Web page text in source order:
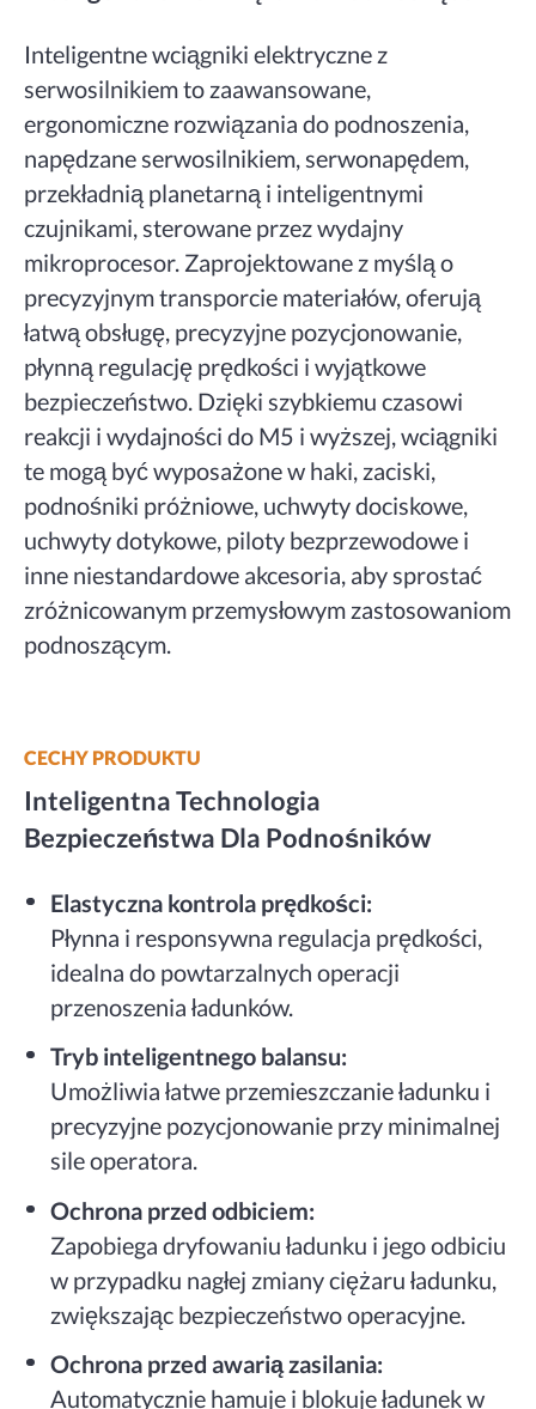
Inteligentne wciągniki elektryczne z
serwosilnikiem to zaawansowane,
ergonomiczne rozwiązania do podnoszenia,
napędzane serwosilnikiem, serwonapędem,
przekładnią planetarną i inteligentnymi
czujnikami, sterowane przez wydajny
mikroprocesor. Zaprojektowane z myślą o
precyzyjnym transporcie materiałów, oferują
łatwą obsługę, precyzyjne pozycjonowanie,
płynną regulację prędkości i wyjątkowe
bezpieczeństwo. Dzięki szybkiemu czasowi
reakcji i wydajności do M5 i wyższej, wciągniki
te mogą być wyposażone w haki, zaciski,
podnośniki próżniowe, uchwyty dociskowe,
uchwyty dotykowe, piloty bezprzewodowe i
inne niestandardowe akcesoria, aby sprostać
zróżnicowanym przemysłowym zastosowaniom
podnoszącym.
CECHY PRODUKTU
Inteligentna Technologia
Bezpieczeństwa Dla Podnośników
Elastyczna kontrola prędkości:
Płynna i responsywna regulacja prędkości,
idealna do powtarzalnych operacji
przenoszenia ładunków.
Tryb inteligentnego balansu:
Umożliwia łatwe przemieszczanie ładunku i
precyzyjne pozycjonowanie przy minimalnej
sile operatora.
Ochrona przed odbiciem:
Zapobiega dryfowaniu ładunku i jego odbiciu
w przypadku nagłej zmiany ciężaru ładunku,
zwiększając bezpieczeństwo operacyjne.
Ochrona przed awarią zasilania:
Automatycznie hamuje i blokuje ładunek w